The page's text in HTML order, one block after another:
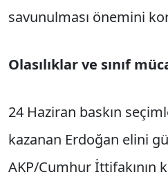
savunulması önemini
Olasılıklar ve sınıf
24 Haziran baskın
kazanan Erdoğan elini
AKP/Cumhur İttifakının